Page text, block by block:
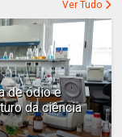
Ver Tudo
de ódio e
da ciência